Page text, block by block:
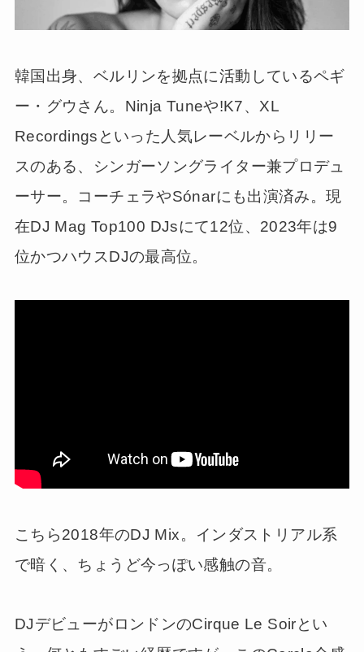
韓国出身、ベルリンを拠点に活動しているペギ
ー・グウさん。Ninja Tuneや!K7、XL
Recordingsといった人気レーベルからリリー
スのある、シンガーソングライター兼プロデュ
ーサー。コーチェラやSónarにも出演済み。現
在DJ Mag Top100 DJsにて12位、2023年は9
位かつハウスDJの最高位。
こちら2018年のDJ Mix。インダストリアル系
で暗く、ちょうど今っぽい感触の音。
DJデビューがロンドンのCirque Le Soirとい